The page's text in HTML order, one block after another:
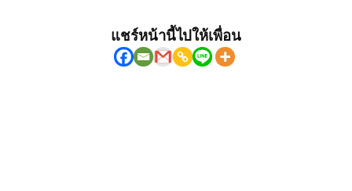
แชร์หน้านี้ไปให้เพื่อน